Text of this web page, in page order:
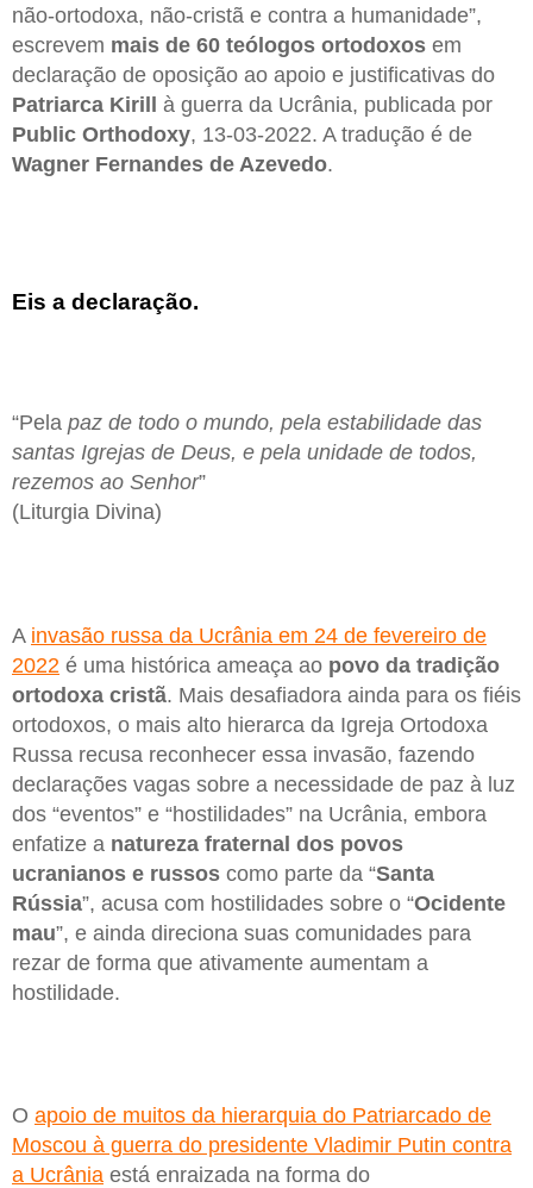
não-ortodoxa, não-cristã e contra a humanidade”,
escrevem mais de 60 teólogos ortodoxos em
declaração de oposição ao apoio e justificativas do
Patriarca Kirill
à guerra da Ucrânia, publicada por
Public Orthodoxy, 13-03-2022. A tradução é de
Wagner Fernandes de Azevedo.
Eis a declaração.
“Pela paz de todo o mundo, pela estabilidade das
santas Igrejas de Deus, e pela unidade de todos,
rezemos ao Senhor”
(Liturgia Divina)
A invasão russa da Ucrânia em 24 de fevereiro de
2022 é uma histórica ameaça ao povo da tradição
ortodoxa cristã. Mais desafiadora ainda para os fiéis
ortodoxos, o mais alto hierarca da Igreja Ortodoxa
Russa recusa reconhecer essa invasão, fazendo
declarações vagas sobre a necessidade de paz à luz
dos “eventos” e “hostilidades” na Ucrânia, embora
enfatize a natureza fraternal dos povos
ucranianos e russos como parte da “Santa
Rússia”, acusa com hostilidades sobre o “Ocidente
mau”, e ainda direciona suas comunidades para
rezar de forma que ativamente aumentam a
hostilidade.
O apoio de muitos da hierarquia do Patriarcado de
Moscou à guerra do presidente Vladimir Putin contra
a Ucrânia está enraizada na forma do